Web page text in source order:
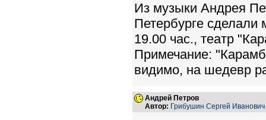
Из музыки Андрея
Петербурге сделали
19.00 час., театр
Примечание:
видимо, на шедевр
Андрей Петров
Автор: Грибушин Сергей Иванович